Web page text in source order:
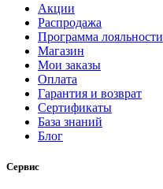
Акции
Распродажа
Программа лояльности
Магазин
Мои заказы
Оплата
Гарантия и возврат
Сертификаты
База знаний
Блог
Сервис